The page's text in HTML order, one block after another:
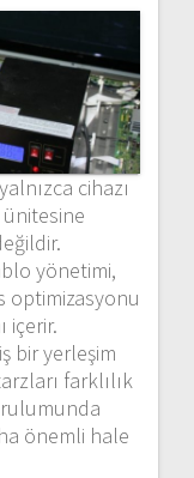
cihazı
yönetimi,
optimizasyonu
içerir.
bir yerleşim
farklılık
önemli hale